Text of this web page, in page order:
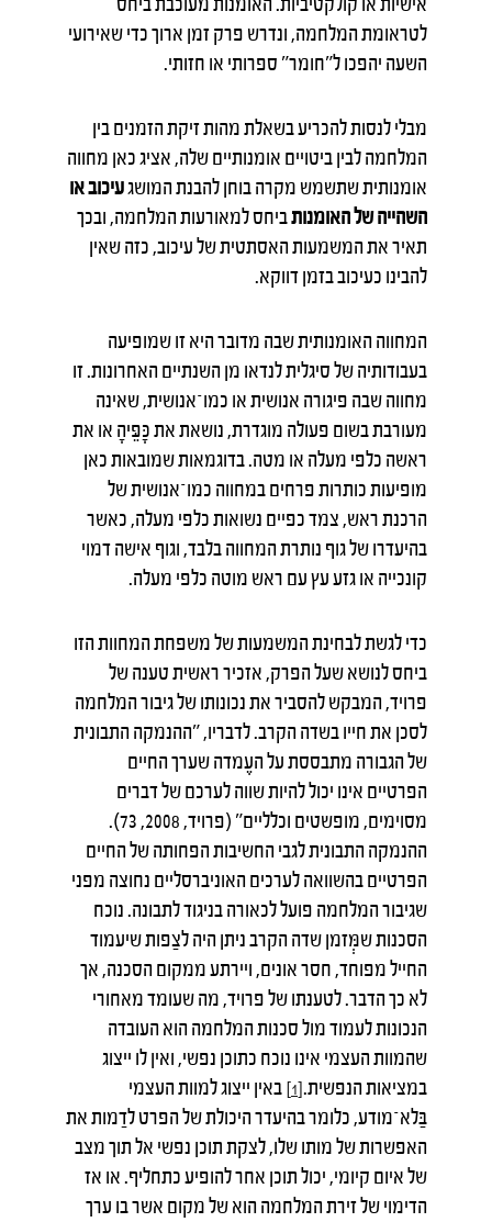
לטראומת המלחמה, ונדרש פרק זמן ארוך כדי שאירועי
השעה יהפכו ל״חומר״ ספרותי או חזותי.
מבלי לנסות להכריע בשאלת מהות זיקת הזמנים בין
המלחמה לבין ביטויים אומנותיים שלה, אציג כאן מחווה
אומנותית שתשמש מקרה בוחן להבנת המושגעיכוב או
השהייהשל האומנותביחס למאורעות המלחמה, ובכך
תאיר את המשמעות האסתטית של עיכוב, כזה שאין
להבינו כעיכוב בזמן דווקא.
המחווה האומנותית שבה מדובר היא זו שמופיעה
בעבודותיה של סיגלית לנדאו מן השנתיים האחרונות. זו
מחווה שבה פיגורה אנושית או כמו־אנושית, שאינה
מעורבת בשום פעולה מוגדרת, נושאת את כָּפֵּיהָ או את
ראשה כלפי מעלה או מטה. בדוגמאות שמובאות כאן
מופיעות כותרות פרחים במחווה כמו־אנושית של
הרכנת ראש, צמד כפיים נשואות כלפי מעלה, כאשר
בהיעדרו של גוף נותרת המחווה בלבד, וגוף אישה דמוי
קונכייה או גזע עץ עם ראש מוטה כלפי מעלה.
כדי לגשת לבחינת המשמעות של משפחת המחוות הזו
ביחס לנושא שעל הפרק, אזכיר ראשית טענה של
פרויד, המבקש להסביר את נכונותו של גיבור המלחמה
לסכן את חייו בשדה הקרב. לדבריו, ״ההנמקה התבונית
של הגבורה מתבססת על העֶמדה שערך החיים
הפרטיים אינו יכול להיות שווה לערכם של דברים
מסוימים, מופשטים וכלליים" (פרויד, 2008, 73).
ההנמקה התבונית לגבי החשיבות הפחותה של החיים
הפרטיים בהשוואה לערכים האוניברסליים נחוצה מפני
שגיבור המלחמה פועל לכאורה בניגוד לתבונה. נוכח
הסכנות שמְּזמן שדה הקרב ניתן היה לצַפות שיעמוד
החייל מפוחד, חסר אונים, ויירתע ממקום הסכנה, אך
לא כך הדבר. לטענתו של פרויד, מה שעומד מאחורי
הנכונות לעמוד מול סכנות המלחמה הוא העובדה
שהמוות העצמי אינו נוכח כתוכן נפשי, ואין לו ייצוג
במציאות הנפשית.[1]
באין ייצוג למוות העצמי
בַּלא־מודע, כלומר בהיעדר היכולת של הפרט לדַמות את
האפשרות של מותו שלו, לצקת תוכן נפשי אל תוך מצב
של איום קיומי, יכול תוכן אחר להופיע כתחליף. או אז
הדימוי של זירת המלחמה הוא של מקום אשר בו ערך